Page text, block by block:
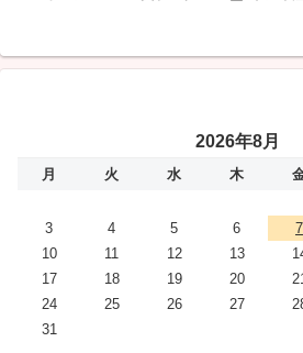
2026年8月
月 火 水 木
3
4 5 6 7
10
11 12 13
17
18 19 20
24
25 26 27
31